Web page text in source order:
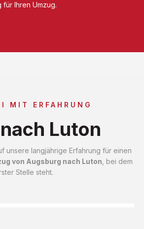
für Ihren Umzug.
MIT ERFAHRUNG
Luton
unsere langjährige Erfahrung für einen
von Augsburg nach Luton , bei dem
Stelle steht.